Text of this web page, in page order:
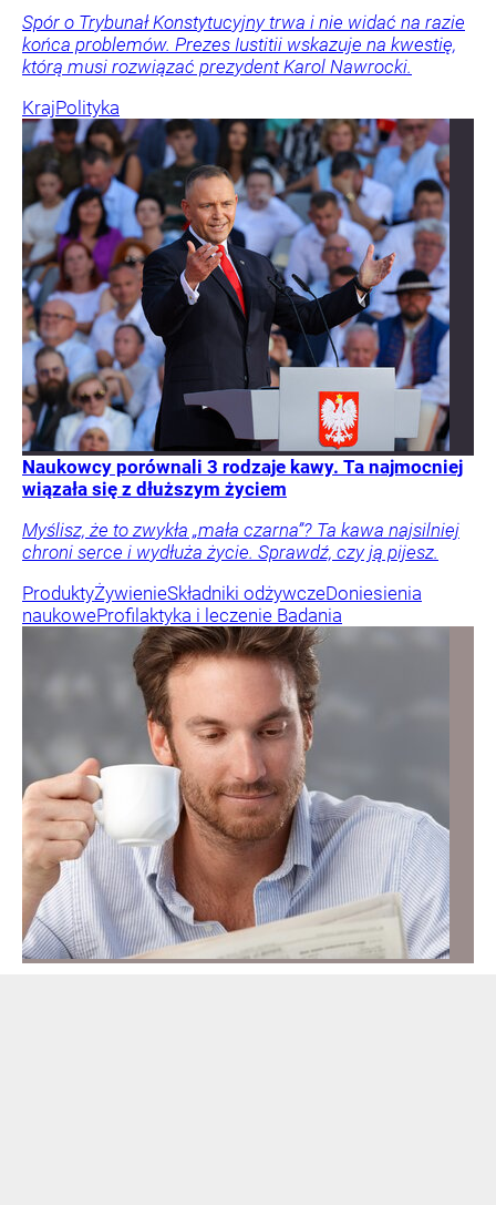
Spór o Trybunał Konstytucyjny trwa i nie widać na razie
końca problemów. Prezes Iustitii wskazuje na kwestię,
którą musi rozwiązać prezydent Karol Nawrocki.
KrajPolityka
Naukowcy porównali 3 rodzaje kawy. Ta najmocniej
wiązała się z dłuższym życiem
Myślisz, że to zwykła „mała czarna”? Ta kawa najsilniej
chroni serce i wydłuża życie. Sprawdź, czy ją pijesz.
ProduktyŻywienieSkładniki odżywczeDoniesienia
naukoweProfilaktyka i leczenie Badania